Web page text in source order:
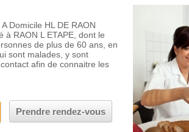
Domicile HL DE RAON
à RAON L ETAPE, dont le
de plus de 60 ans, en
sont malades, y sont
afin de connaitre les
Prendre rendez-vous